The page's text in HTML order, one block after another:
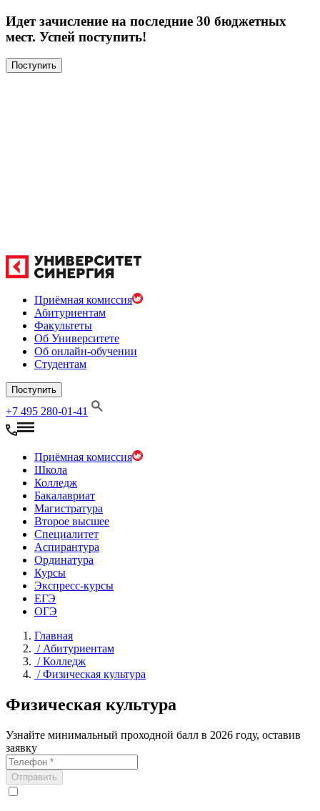
Идет зачисление на последние 30 бюджетных
мест. Успей поступить!
Поступить
Приёмная комиссия
Абитуриентам
Факультеты
Об Университете
Об онлайн-обучении
Студентам
Поступить
+7 495 280-01-41
Приёмная комиссия
Школа
Колледж
Бакалавриат
Магистратура
Второе высшее
Специалитет
Аспирантура
Ординатура
Курсы
Экспресс-курсы
ЕГЭ
ОГЭ
Главная
/Абитуриентам
/Колледж
/Физическая культура
Физическая культура
Узнайте минимальный проходной балл в 2026 году, оставив
заявку
Отправить